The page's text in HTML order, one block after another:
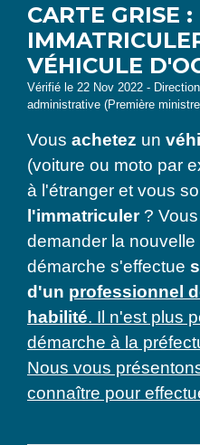
CARTE GRISE :
VÉHICULE
Vérifié le 22 Nov 2022 -
administrative (Première
Vous achetez un
(voiture ou moto par
à l'étranger et vous
l'immatriculer?
demander la nouvelle
démarche s'effectue
d'un professionnel
habilité. Il n'est plus
démarche à la
Nous vous
connaître pour